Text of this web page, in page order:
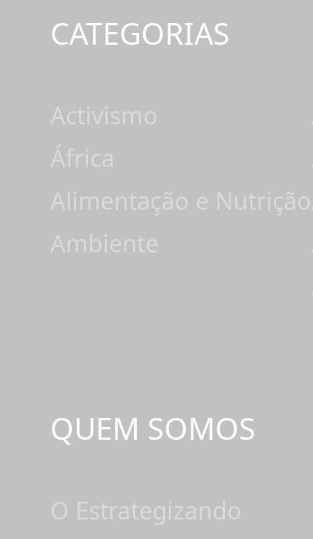
CATEGORIAS
Activismo
África
Alimentação e Nutrição
Ambiente
QUEM SOMOS
O Estrategizando